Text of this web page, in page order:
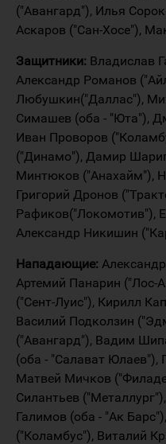
("Авангард"), Илья
Аскаров ("Сан-Хосе"),
Защитники: Владислав
Александр Романов
Любушкин("Даллас"),
Симашев (оба - "Юта"),
Иван Проворов
("Динамо"), Дамир
Минтюков ("Анахайм"),
Григорий Дронов
Рафиков("Локомотив"),
Александр Никишин
Нападающие:
Артемий Панарин ("Лос-
("Сент-Луис"), Кирилл
Василий Подколзин
("Авангард"), Вадим
(оба - "Салават
Матвей Мичков
Силантьев
Галимов (оба - "Ак
("Коламбус"), Виталий